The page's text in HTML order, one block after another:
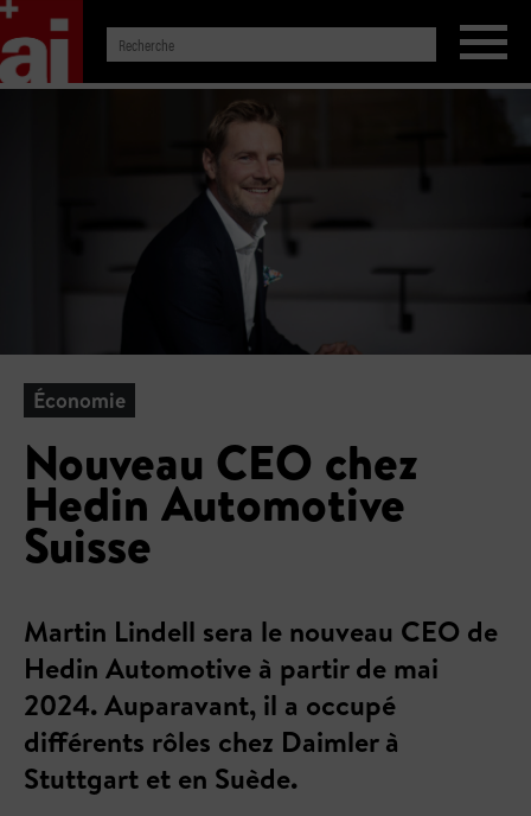
Économie
Nouveau CEO chez
Hedin Automotive
Suisse
Martin Lindell sera le nouveau CEO de
Hedin Automotive à partir de mai
2024. Auparavant, il a occupé
différents rôles chez Daimler à
Stuttgart et en Suède.